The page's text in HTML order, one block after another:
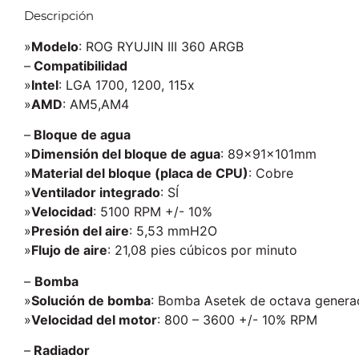
Descripción
»Modelo: ROG RYUJIN III 360 ARGB
– Compatibilidad
»Intel: LGA 1700, 1200, 115x
»AMD: AM5,AM4
– Bloque de agua
»Dimensión del bloque de agua: 89x91x101mm
»Material del bloque (placa de CPU): Cobre
»Ventilador integrado: SÍ
»Velocidad: 5100 RPM +/- 10%
»Presión del aire: 5,53 mmH2O
»Flujo de aire: 21,08 pies cúbicos por minuto
– Bomba
»Solución de bomba: Bomba Asetek de octava
»Velocidad del motor: 800 – 3600 +/- 10% RPM
– Radiador